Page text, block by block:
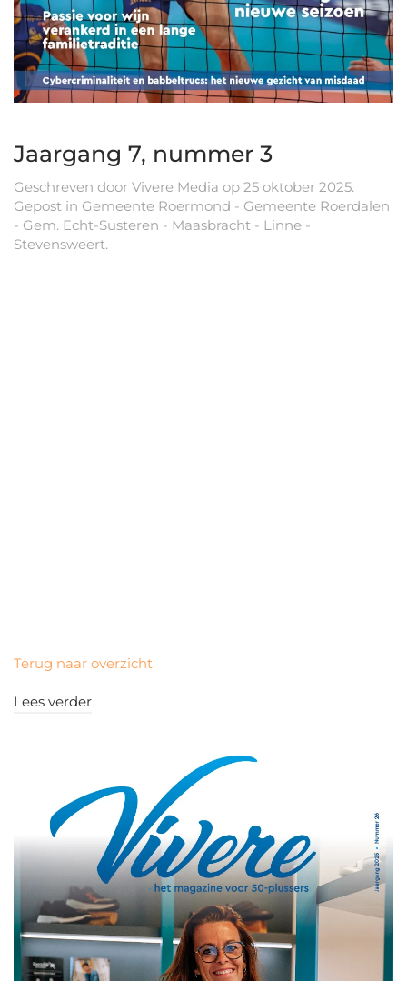
Jaargang 7, nummer 3
Geschreven door Vivere Media op 25 oktober 2025.
Gepost in Gemeente Roermond - Gemeente Roerdalen
- Gem. Echt-Susteren - Maasbracht - Linne -
Stevensweert.
Terug naar overzicht
Lees verder